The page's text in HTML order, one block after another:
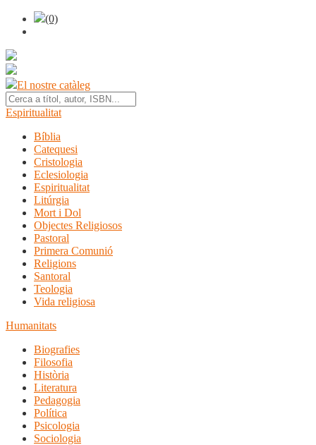
(0)
El nostre catàleg
Espiritualitat
Bíblia
Catequesi
Cristologia
Eclesiologia
Espiritualitat
Litúrgia
Mort i Dol
Objectes Religiosos
Pastoral
Primera Comunió
Religions
Santoral
Teologia
Vida religiosa
Humanitats
Biografies
Filosofia
Història
Literatura
Pedagogia
Política
Psicologia
Sociologia